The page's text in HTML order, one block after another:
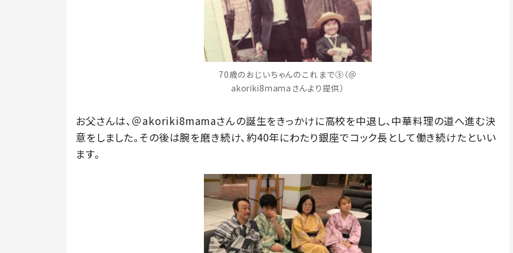
70歳のおじいちゃんのこれまで③（＠
akoriki8mamaさんより提供）
お父さんは、＠akoriki8mamaさんの誕生をきっかけに高校を中退し、中華料理の道へ進む決
意をしました。その後は腕を磨き続け、約40年にわたり銀座でコック長として働き続けたといい
ます。